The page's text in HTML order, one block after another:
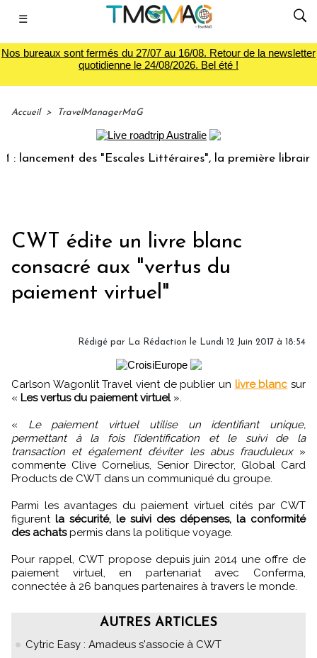
☰
Nos bureaux sont fermés du 27/07 au 16/08. Retour de la newsletter
quotidienne le 24/08/2026. Bel été !
Accueil > TravelManagerMaG
des "Escales Littéraires", la première librairie du
CWT édite un livre blanc
consacré aux "vertus du
paiement virtuel"
Rédigé par La Rédaction le Lundi 12 Juin 2017 à 18:54
Carlson Wagonlit Travel vient de publier un livre blanc sur
« Les vertus du paiement virtuel».
« Le paiement virtuel utilise un identifiant unique,
permettant à la fois l’identification et le suivi de la
transaction et également d’éviter les abus frauduleux»
commente Clive Cornelius, Senior Director, Global Card
Products de CWT dans un communiqué du groupe.
Parmi les avantages du paiement virtuel cités par CWT
figurent la sécurité, le suivi des dépenses, la conformité
des achatspermis dans la politique voyage.
Pour rappel, CWT propose depuis juin 2014 une offre de
paiement virtuel, en partenariat avec Conferma,
connectée à 26 banques partenaires à travers le monde.
AUTRES ARTICLES
Cytric Easy : Amadeus s'associe à CWT